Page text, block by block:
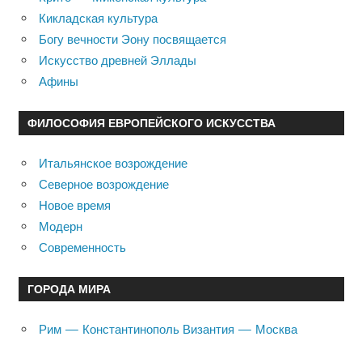
Кикладская культура
Богу вечности Эону посвящается
Искусство древней Эллады
Афины
ФИЛОСОФИЯ ЕВРОПЕЙСКОГО ИСКУССТВА
Итальянское возрождение
Северное возрождение
Новое время
Модерн
Современность
ГОРОДА МИРА
Рим — Константинополь Византия — Москва